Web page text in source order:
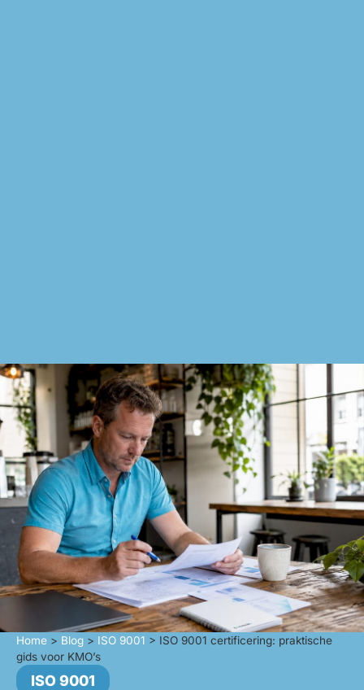
Home > Blog > ISO 9001 > ISO 9001 certificering: praktische
gids voor KMO’s
ISO 9001